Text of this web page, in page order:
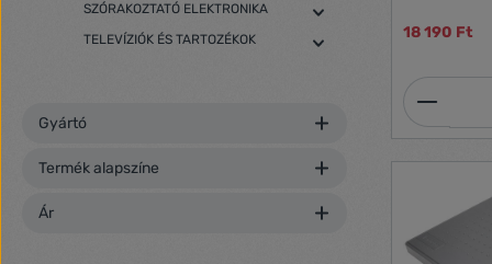
SZÓRAKOZTATÓ ELEKTRONIKA
TELEVÍZIÓK ÉS TARTOZÉKOK
Gyártó
Termék alapszíne
Ár
lábméret
tartós
egyesíti a
kényelmes
biztosítása
18 190 Ft